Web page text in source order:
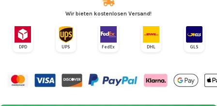
Wir bieten kostenlosen Versand!
DPD UPS FedEx DHL GLS